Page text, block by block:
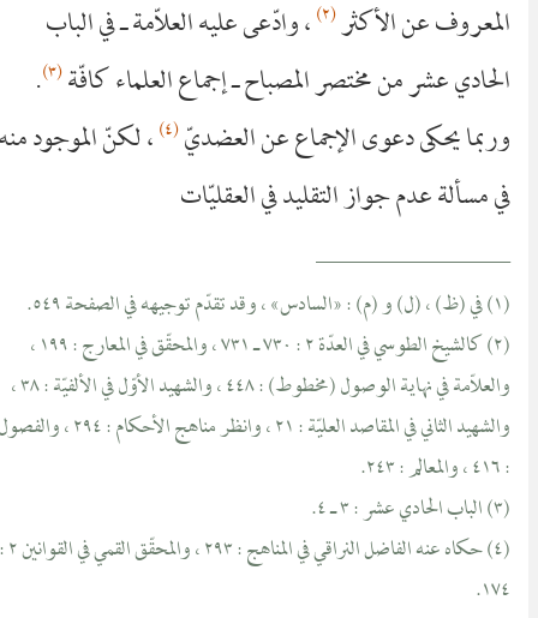
المعروف عن الأكثر(٢) ، وادّعى عليه العلاّمة ـ في الباب
الحادي عشر من مختصر المصباح ـ إجماع العلماء كافّة(٣) .
وربما يحكى دعوى الإجماع عن العضديّ(٤) ، لكنّ الموجود منه
في مسألة عدم جواز التقليد في العقليّات
__________________
(٢) كالشيخ الطوسي في العدّة ٢ : ٧٣٠ ـ ٧٣١ ، والمحقّق في المعارج : ١٩٩ ،
والعلاّمة في نهاية الوصول (مخطوط) : ٤٤٨ ، والشهيد الأوّل في الألفيّة : ٣٨ ،
والشهيد الثاني في المقاصد العليّة : ٢١ ، وانظر مناهج الأحكام : ٢٩٤ ، والفصول
(٤) حكاه عنه الفاضل النراقي في المناهج : ٢٩٣ ، والمحقّق القمي في القوانين ٢ :
١٧٤.